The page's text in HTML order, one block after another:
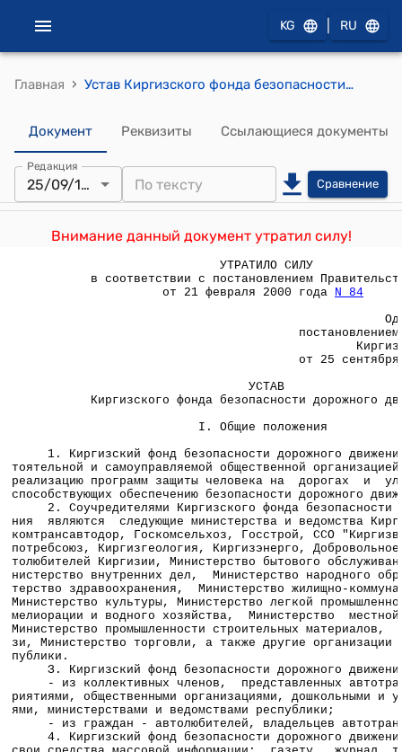
KG RU
Главная › Устав Киргизского фонда безопасности дорожного движения (Утвержден Постановлением Совета Министров Кирг.ССР от 25 сентября 1990 года №279)
Документ Реквизиты Ссылающиеся документы
Редакция
25/09/1990 Сравнение
Внимание данный документ утратил силу!